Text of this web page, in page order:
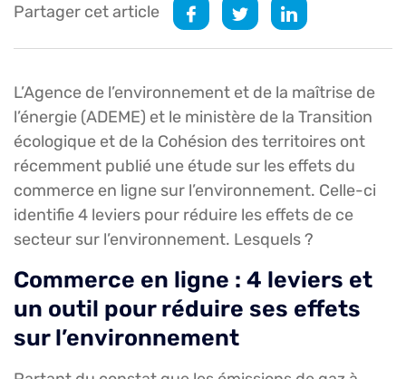
Partager cet article
L’Agence de l’environnement et de la maîtrise de
l’énergie (ADEME) et le ministère de la Transition
écologique et de la Cohésion des territoires ont
récemment publié une étude sur les effets du
commerce en ligne sur l’environnement. Celle-ci
identifie 4 leviers pour réduire les effets de ce
secteur sur l’environnement. Lesquels ?
Commerce en ligne : 4 leviers et
un outil pour réduire ses effets
sur l’environnement